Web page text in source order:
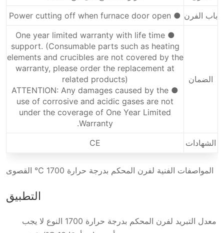
باب الفرن ● Power cutting off when furnace door open
الضمان
● One year limited warranty with life time
support. (Consumable parts such as heating
elements and crucibles are not covered by the
warranty, please order the replacement at
related products)
● ATTENTION: Any damages caused by the
use of corrosive and acidic gases are not
under the coverage of One Year Limited
Warranty.
الشهادات
CE
المواصفات الفنية لفرن المحكم بدرجة حرارة 1700 ℃ القصوى
التطبيق
معدل التبريد لفرن المحكم بدرجة حرارة 1700 النوع لا يجب